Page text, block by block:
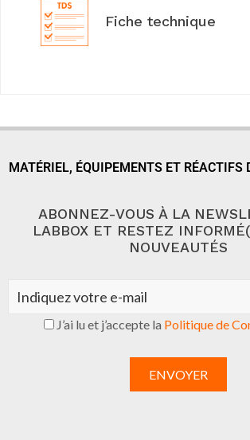
Fiche technique
MATÉRIEL, ÉQUIPEMENTS ET RÉACTIFS
ABONNEZ-VOUS À LA
LABBOX ET RESTEZ
NOUVEAUTÉS
J’ai lu et j’accepte la Politique de